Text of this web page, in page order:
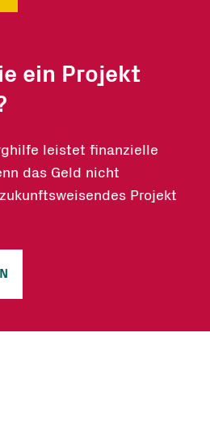
ein Projekt
leistet finanzielle
das Geld nicht
Projekt